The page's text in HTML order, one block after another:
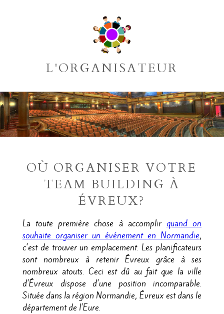
L'ORGANISATEUR
OÙ ORGANISER VOTRE
TEAM BUILDING À
ÉVREUX?
La toute première chose à accomplir quand on
souhaite organiser un événement en Normandie,
c'est de trouver un emplacement. Les planificateurs
sont nombreux à retenir Évreux grâce à ses
nombreux atouts. Ceci est dû au fait que la ville
d'Évreux dispose d'une position incomparable.
Située dans la région Normandie, Évreux est dans le
département de l'Eure.